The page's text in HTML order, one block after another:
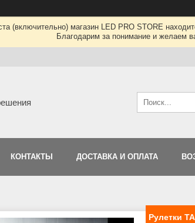
(включительно) магазин LED PRO STORE
Благодарим за понимание и желаем
КОНТАКТЫ ДОСТАВКА И ОПЛАТА
Рулетки